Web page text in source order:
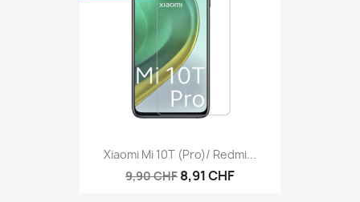
Xiaomi Mi 10T (Pro)/ Redmi...
9,90 CHF 8,91 CHF